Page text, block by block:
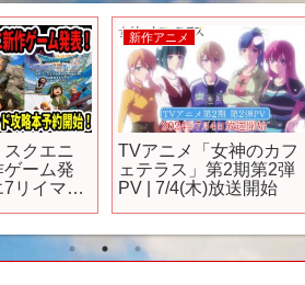
スクエニ
ゲーム発
リイマジ
新作アニメ
TVアニメ「女神のカフ
ェテラス」第2期第2弾
PV | 7/4(木)放送開始